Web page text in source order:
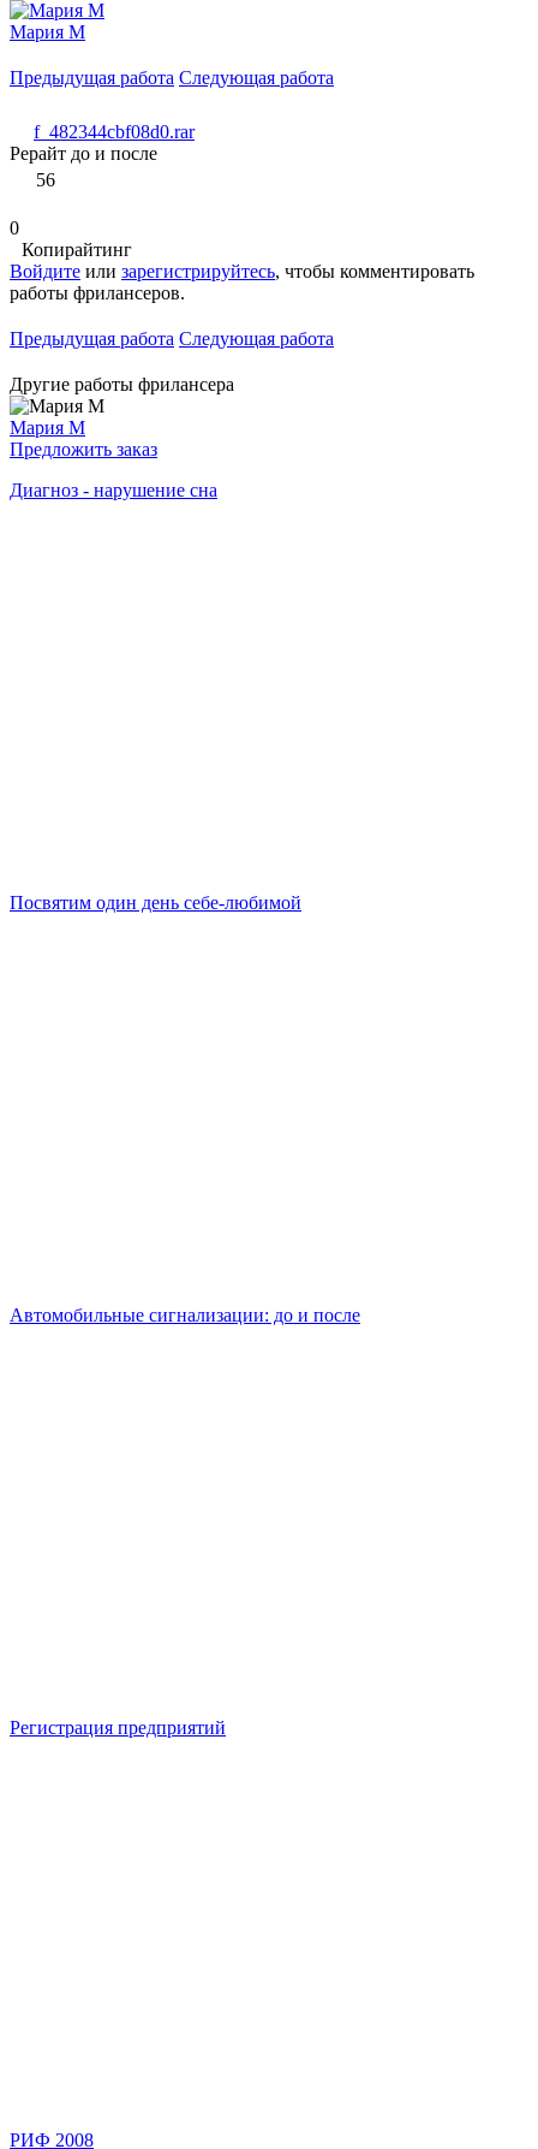
Мария М
Предыдущая работа Следующая работа
f_482344cbf08d0.rar
Рерайт до и после
56
0
Копирайтинг
Войдите или зарегистрируйтесь, чтобы комментировать
работы фрилансеров.
Предыдущая работа Следующая работа
Другие работы фрилансера
Мария М
Предложить заказ
Диагноз - нарушение сна
Посвятим один день себе-любимой
Автомобильные сигнализации: до и после
Регистрация предприятий
РИФ 2008